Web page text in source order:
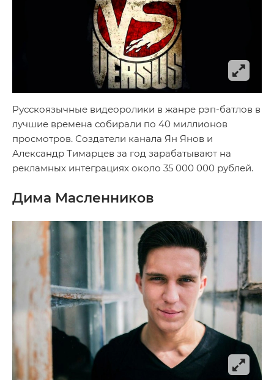
Русскоязычные видеоролики в жанре рэп-батлов в
лучшие времена собирали по 40 миллионов
просмотров. Создатели канала Ян Янов и
Александр Тимарцев за год зарабатывают на
рекламных интеграциях около 35 000 000 рублей.
Дима Масленников